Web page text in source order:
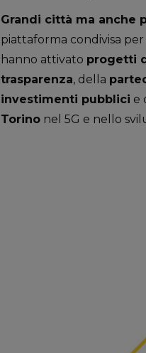
Grandi città ma anche
piattaforma condivisa per
hanno attivato progetti
trasparenza, della
investimenti pubblici e
Torinonel 5G e nello